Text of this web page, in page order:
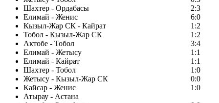
Шахтер - Ордабасы
2:3
Елимай - Женис
6:0
Кызыл-Жар СК - Кайрат
1:2
Тобол - Кызыл-Жар СК
1:2
Актобе - Тобол
3:4
Елимай - Жетысу
1:1
Елимай - Кайрат
1:1
Шахтер - Тобол
1:0
Жетысу - Кызыл-Жар СК
0:0
Кайсар - Женис
1:0
Атырау - Астана